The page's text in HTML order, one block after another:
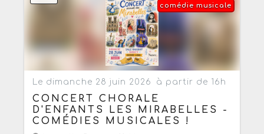
comédie musicale
Le dimanche 28 juin 2026 à partir de 16h
CONCERT CHORALE
D'ENFANTS LES MIRABELLES -
COMÉDIES MUSICALES !